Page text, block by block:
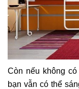
Còn nếu không
bạn vẫn có thể